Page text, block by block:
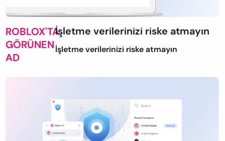
ROBLOX'TA
GÖRÜNEN
AD
İşletme verilerinizi riske atmayın
İşletme verilerinizi riske atmayın